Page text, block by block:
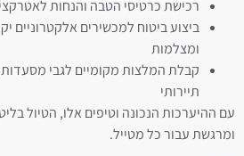
רכישת כרטיסי הטבה והנחות
ביצוע ביטוח למכשירים אלקטרוניים
ומצלמות
קבלת המלצות מקומיים לגבי מסעדות,
תיירותי
עם ההיערכות הנכונה וטיפים אלו, הטיול
ומרגשת עבור כל מטייל.